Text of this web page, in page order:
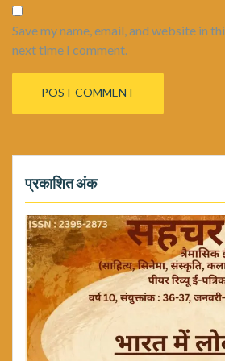
Save my name, email, and website in
next time I comment.
प्रकाशित अंक